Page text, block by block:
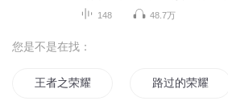
148 48.7万
您是不是在找：
王者之荣耀神明 路过的荣耀